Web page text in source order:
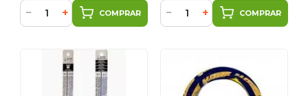
− + COMPRAR − + COMPRAR